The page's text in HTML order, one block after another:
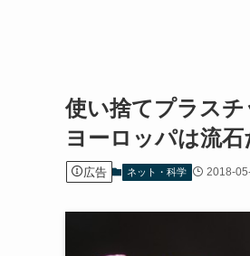
使い捨てプラス
ヨーロッパは流石
広告 ネット・科学 2018-